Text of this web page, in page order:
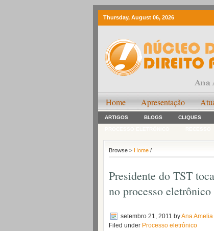
Thursday, August 06, 2026
Home Apresentação
ARTIGOS BLOGS CLIQUES
Browse > Home /
Presidente do TST
no processo eletrônico
setembro 21, 2011 byAna Amelia
Filed under Processo eletrônico